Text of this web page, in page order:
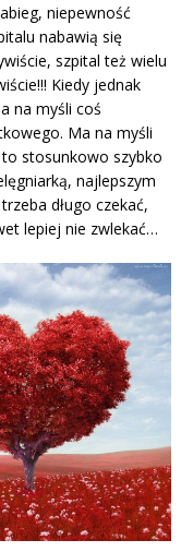
niepewność
nabawią się
szpital też wielu
Kiedy jednak
na myśli coś
Ma na myśli
stosunkowo szybko
najlepszym
długo czekać,
lepiej nie zwlekać…